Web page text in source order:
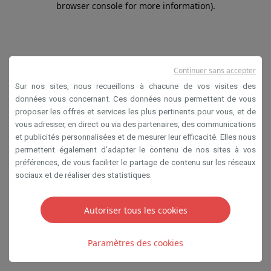
browser console for more information).
Sur nos sites, nous recueillons à chacune de vos visites des
données vous concernant. Ces données nous permettent de vous
proposer les offres et services les plus pertinents pour vous, et de
vous adresser, en direct ou via des partenaires, des communications
et publicités personnalisées et de mesurer leur efficacité. Elles nous
permettent également d’adapter le contenu de nos sites à vos
préférences, de vous faciliter le partage de contenu sur les réseaux
sociaux et de réaliser des statistiques.
Autoriser tous les cookies
Paramètres des cookies
Continuer sans accepter